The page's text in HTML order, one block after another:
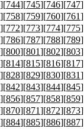
][744][745][746][747
][758][759][760][761
][772][773][774][775
][786][787][788][789
][800][801][802][803
][814][815][816][817
][828][829][830][831
][842][843][844][845
][856][857][858][859
][870][871][872][873
][884][885][886][887